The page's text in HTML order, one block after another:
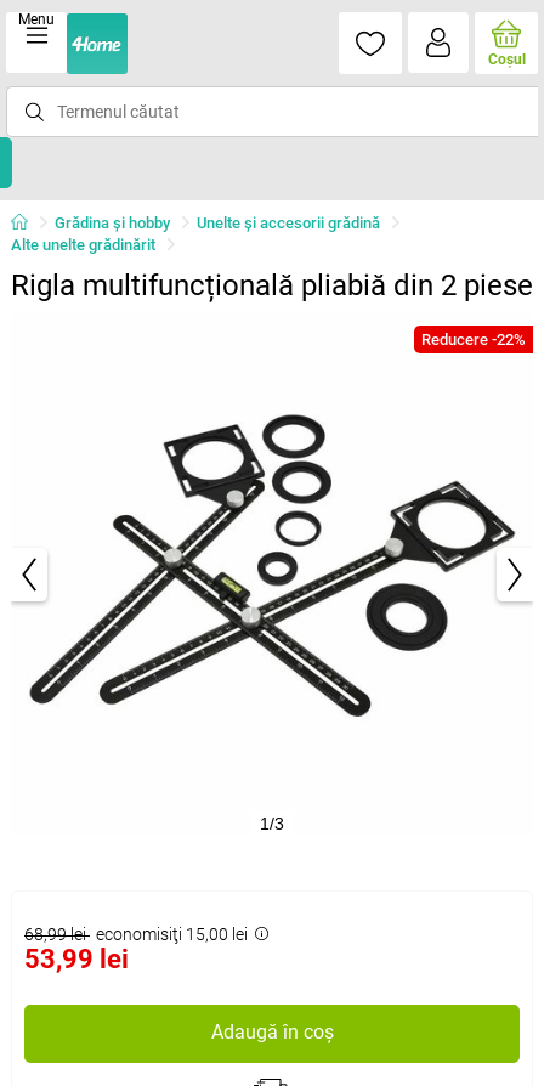
Menu
Coşul
Grădina şi hobby
Unelte şi accesorii grădină
Alte unelte grădinărit
Rigla multifuncțională pliabiă din 2 piese
Reducere -22%
1/3
68,99 lei economisiţi 15,00 lei
53,99 lei
Adaugă în coș